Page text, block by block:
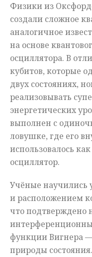
Происшествия
Физики из
создали сложное
аналогичное
на основе
осциллятора. В
кубитов, которые
двух состояниях,
реализовывать
энергетических
выполнен с
ловушке, где его
использовалось
осциллятор.
Учёные научились
и расположением
что подтверждено
функции Вигнера
природы